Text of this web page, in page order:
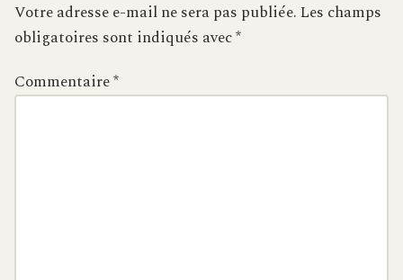
Votre adresse e-mail ne sera pas publiée.Les champs
obligatoires sont indiqués avec*
Commentaire*